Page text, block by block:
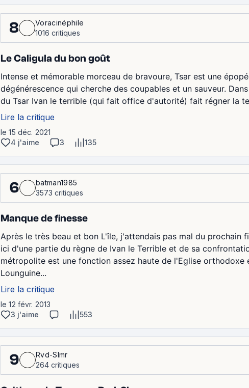
8
Voracinéphile
1016 critiques
Le Caligula du bon goût
Intense et mémorable morceau de bravoure, Tsar est une
dégénérescence qui cherche des coupables et un sauveur.
du Tsar Ivan le terrible (qui fait office d'autorité) fait régner la
Lire la critique
le 15 déc. 2021
4 j'aime
3 135
6
batman1985
3573 critiques
Manque de finesse
Après le très beau et bon L'île, j'attendais pas mal du prochain
ici d'une partie du règne de Ivan le Terrible et de sa
métropolite est une fonction assez haute de l'Eglise orthodoxe
Lounguine...
Lire la critique
le 12 févr. 2013
3 j'aime
553
9
Rvd-Slmr
264 critiques